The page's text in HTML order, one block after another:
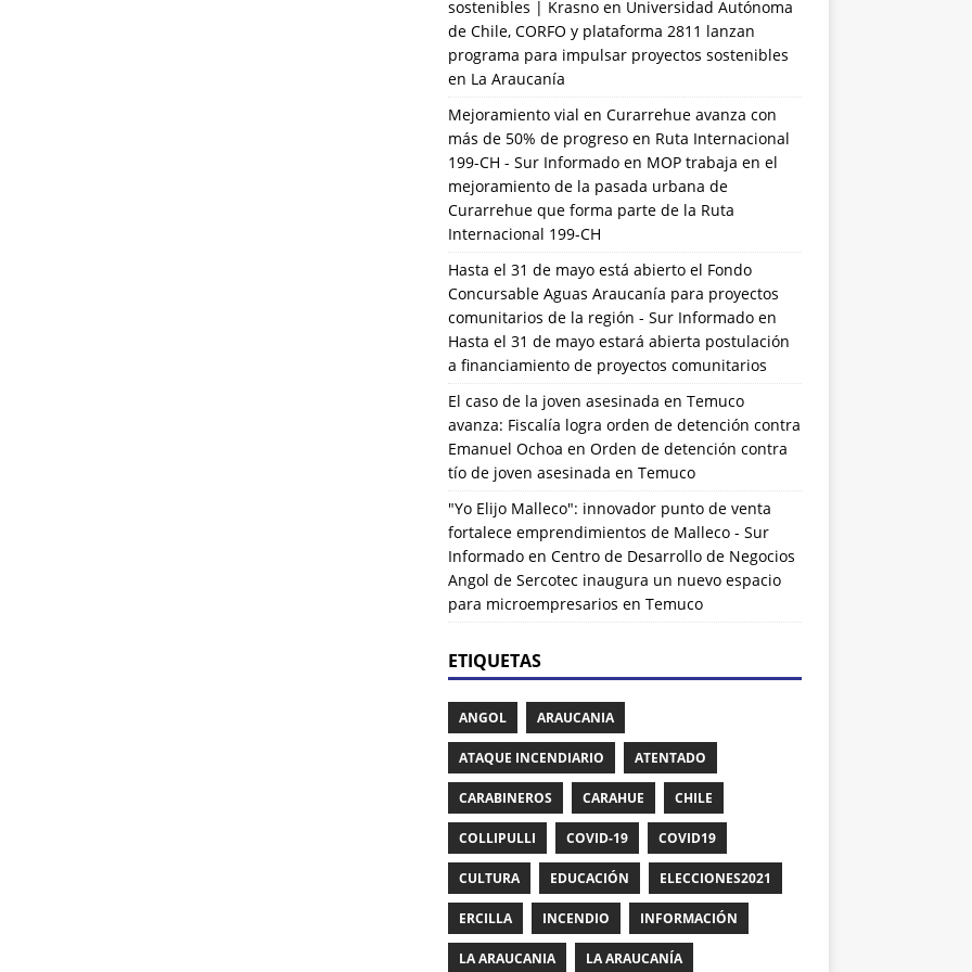
sostenibles | Krasnoen Universidad Autónoma
de Chile, CORFO y plataforma 2811 lanzan
programa para impulsar proyectos sostenibles
en La Araucanía
Mejoramiento vial en Curarrehue avanza con
más de 50% de progreso en Ruta Internacional
199-CH - Sur Informadoen MOP trabaja en el
mejoramiento de la pasada urbana de
Curarrehue que forma parte de la Ruta
Internacional 199-CH
Hasta el 31 de mayo está abierto el Fondo
Concursable Aguas Araucanía para proyectos
comunitarios de la región - Sur Informadoen
Hasta el 31 de mayo estará abierta postulación
a financiamiento de proyectos comunitarios
El caso de la joven asesinada en Temuco
avanza: Fiscalía logra orden de detención contra
Emanuel Ochoa en Orden de detención contra
tío de joven asesinada en Temuco
"Yo Elijo Malleco": innovador punto de venta
fortalece emprendimientos de Malleco - Sur
Informadoen Centro de Desarrollo de Negocios
Angol de Sercotec inaugura un nuevo espacio
para microempresarios en Temuco
ETIQUETAS
ANGOL ARAUCANIA
ATAQUE INCENDIARIO ATENTADO
CARABINEROS CARAHUE CHILE
COLLIPULLI COVID-19 COVID19
CULTURA EDUCACIÓN ELECCIONES2021
ERCILLA INCENDIO INFORMACIÓN
LA ARAUCANIA LA ARAUCANÍA